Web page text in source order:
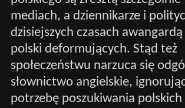
mediach, a dziennikarze i
dzisiejszych czasach
polski deformujących. Stąd też
społeczeństwu narzuca się
słownictwo angielskie,
potrzebę poszukiwania polskich